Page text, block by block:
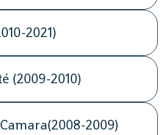
2021)
(2009-2010)
2009)